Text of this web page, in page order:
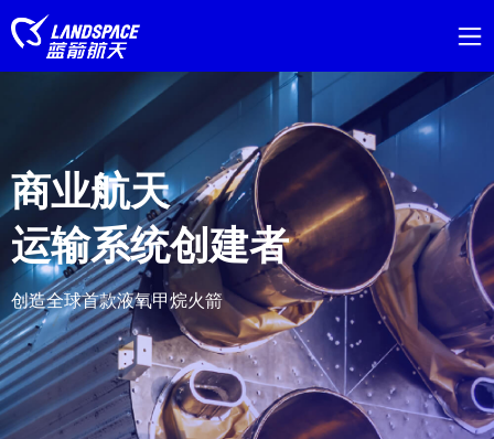
商业航天
运输系统创建者
创造全球首款液氧甲烷火箭